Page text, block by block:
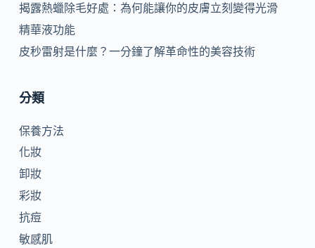
揭露熱蠟除毛好處：為何能讓你的皮膚立刻變得光滑
精華液功能
皮秒雷射是什麼？一分鐘了解革命性的美容技術
分類
保養方法
化妝
卸妝
彩妝
抗痘
敏感肌